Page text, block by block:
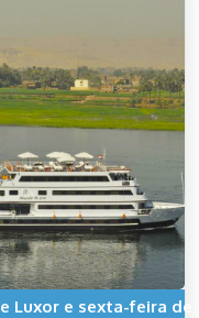
Luxor e sexta-feira de